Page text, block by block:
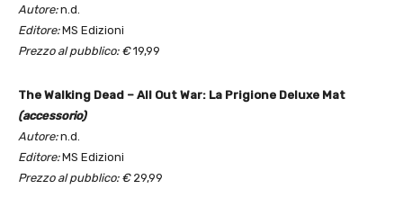
Autore:n.d.
Editore:MS Edizioni
Prezzo al pubblico: €19,99
The Walking Dead – All Out War: La Prigione Deluxe Mat
(accessorio)
Autore:n.d.
Editore:MS Edizioni
Prezzo al pubblico: € 29,99